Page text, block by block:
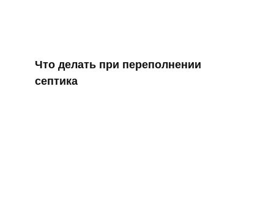
Что делать при переполнении
септика